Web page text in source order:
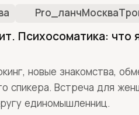
Психосоматика: что
новые знакомства,
спикера. Встреча для
единомышленниц.